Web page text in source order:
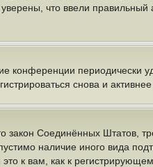
что ввели правильный
конференции периодически
снова и активнее
закон Соединённых Штатов,
наличие иного вида
к вам, как к